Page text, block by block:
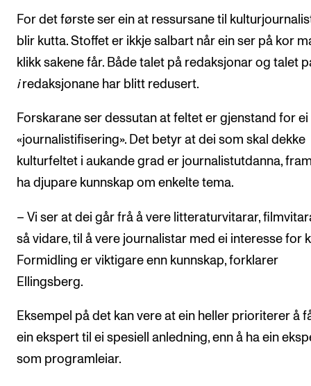
For det første ser ein at ressursane til
blir kutta. Stoffet er ikkje salbart når ein ser på kor
klikk sakene får. Både talet på redaksjonar og talet
iredaksjonane har blitt redusert.
Forskarane ser dessutan at feltet er gjenstand for ei
«journalistifisering». Det betyr at dei som skal dekke
kulturfeltet i aukande grad er journalistutdanna,
ha djupare kunnskap om enkelte tema.
– Vi ser at dei går frå å vere litteraturvitarar,
så vidare, til å vere journalistar med ei interesse for
Formidling er viktigare enn kunnskap, forklarer
Ellingsberg.
Eksempel på det kan vere at ein heller prioriterer å
ein ekspert til ei spesiell anledning, enn å ha ein
som programleiar.